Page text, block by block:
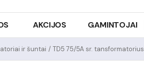
AKCIJOS GAMINTOJAI
TD5 75/5A sr. tansformatorius
/
ir šuntai